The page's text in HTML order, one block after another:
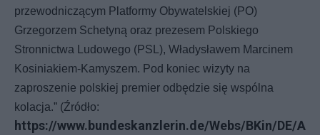
przewodniczącym Platformy Obywatelskiej (PO)
Grzegorzem Schetyną oraz prezesem Polskiego
Stronnictwa Ludowego (PSL), Władysławem Marcinem
Kosiniakiem-Kamyszem. Pod koniec wizyty na
zaproszenie polskiej premier odbędzie się wspólna
kolacja.” (Źródło:
https://www.bundeskanzlerin.de/Webs/BKin/DE/A